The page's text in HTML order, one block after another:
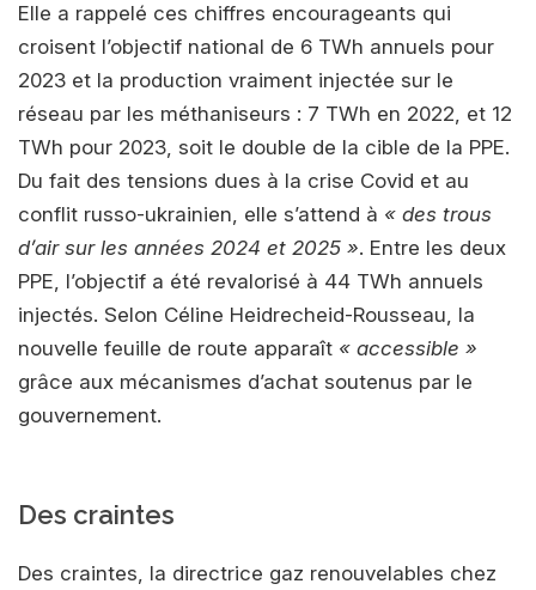
Elle a rappelé ces chiffres encourageants qui
croisent l’objectif national de 6 TWh annuels pour
2023 et la production vraiment injectée sur le
réseau par les méthaniseurs : 7 TWh en 2022, et 12
TWh pour 2023, soit le double de la cible de la PPE.
Du fait des tensions dues à la crise Covid et au
conflit russo-ukrainien, elle s’attend à « des trous
d’air sur les années 2024 et 2025 ». Entre les deux
PPE, l’objectif a été revalorisé à 44 TWh annuels
injectés. Selon Céline Heidrecheid-Rousseau, la
nouvelle feuille de route apparaît « accessible »
grâce aux mécanismes d’achat soutenus par le
gouvernement.
Des craintes
Des craintes, la directrice gaz renouvelables chez